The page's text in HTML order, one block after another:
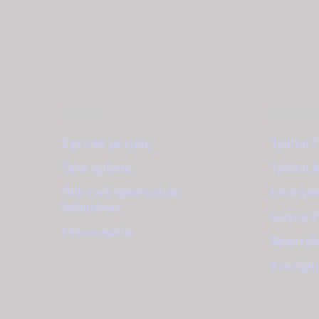
Σχετικά με εμάς
Όροι χρήσης
Πολιτική προστασίας
δεδομένων
Επικοινωνία
Τρόποι
Τρόποι
Service